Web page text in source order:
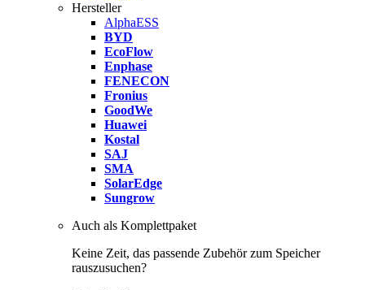
Hersteller
AlphaESS
BYD
EcoFlow
Enphase
FENECON
Fronius
GoodWe
Huawei
Kostal
SAJ
SMA
SolarEdge
Sungrow
Auch als Komplettpaket
Keine Zeit, das passende Zubehör zum Speicher
rauszusuchen?